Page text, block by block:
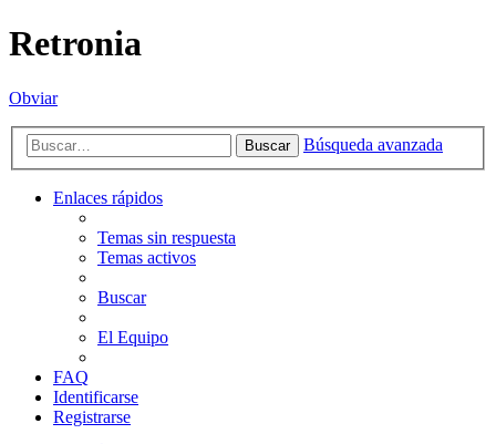
Retronia
Obviar
Buscar Búsqueda avanzada
Enlaces rápidos
Temas sin respuesta
Temas activos
Buscar
El Equipo
FAQ
Identificarse
Registrarse